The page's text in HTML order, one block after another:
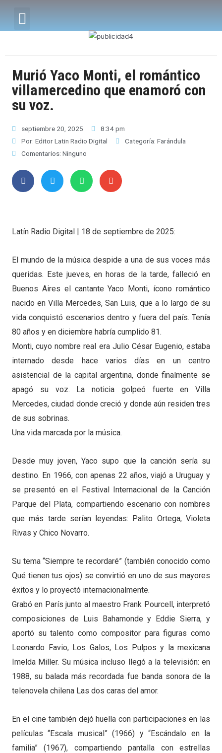
Murió Yaco Monti, el romántico
villamercedino que enamoró con
su voz.
septiembre 20, 2025
8:34 pm
Por: Editor Latin Radio Digital Categoría: Farándula
Comentarios: Ninguno
Latín Radio Digital | 18 de septiembre de 2025:
El mundo de la música despide a una de sus voces más
queridas. Este jueves, en horas de la tarde, falleció en
Buenos Aires el cantante Yaco Monti, ícono romántico
nacido en Villa Mercedes, San Luis, que a lo largo de su
vida conquistó escenarios dentro y fuera del país. Tenía
80 años y en diciembre habría cumplido 81.
Monti, cuyo nombre real era Julio César Eugenio, estaba
internado desde hace varios días en un centro
asistencial de la capital argentina, donde finalmente se
apagó su voz. La noticia golpeó fuerte en Villa
Mercedes, ciudad donde creció y donde aún residen tres
de sus sobrinas.
Una vida marcada por la música.
Desde muy joven, Yaco supo que la canción sería su
destino. En 1966, con apenas 22 años, viajó a Uruguay y
se presentó en el Festival Internacional de la Canción
Parque del Plata, compartiendo escenario con nombres
que más tarde serían leyendas: Palito Ortega, Violeta
Rivas y Chico Novarro.
Su tema “Siempre te recordaré” (también conocido como
Qué tienen tus ojos) se convirtió en uno de sus mayores
éxitos y lo proyectó internacionalmente.
Grabó en París junto al maestro Frank Pourcell, interpretó
composiciones de Luis Bahamonde y Eddie Sierra, y
aportó su talento como compositor para figuras como
Leonardo Favio, Los Galos, Los Pulpos y la mexicana
Imelda Miller. Su música incluso llegó a la televisión: en
1988, su balada más recordada fue banda sonora de la
telenovela chilena Las dos caras del amor.
En el cine también dejó huella con participaciones en las
películas “Escala musical” (1966) y “Escándalo en la
familia” (1967), compartiendo pantalla con estrellas